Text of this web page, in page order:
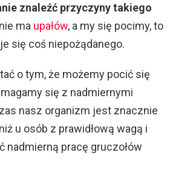
znaleźć przyczyny takiego
ma upałów, a my się pocimy, to
się coś niepożądanego.
o tym, że możemy pocić się
się z nadmiernymi
nasz organizm jest znacznie
u osób z prawidłową wagą i
nadmierną pracę gruczołów